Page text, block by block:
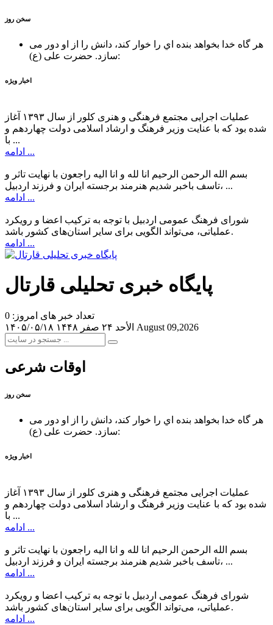
سخن روز
هر گاه خدا بخواهد بنده اي را خوار كند، دانش را از او دور می
سازد.حضرت علی (ع):
اخبار ویژه
عملیات اجرایی مجتمع فرهنگی و هنری کلور از سال ۱۳۹۳ آغاز
شده بود که با عنایت وزیر فرهنگ و ارشاد اسلامی دولت چهاردهم و
با ...
ادامه ...
بسم الله الرحمن الرحیم انا لله و انا الیه راجعون با نهایت تاثر و
تاسف باخبر شدیم هنرمند برجسته ایران و فرزند اردبیل، ...
ادامه ...
شورای فرهنگ عمومی اردبیل با توجه به ترکیب اعضا و رویکرد
عملیاتی، می‌تواند الگویی برای سایر استان‌های کشور باشد.
ادامه ...
پایگاه خبری تحلیلی قارتال
تعداد خبر های امروز: 0
۱۴۰۵/۰۵/۱۸
الأحد ۲۴ صفر ۱۴۴۸ August 09,2026
اوقات شرعی
سخن روز
هر گاه خدا بخواهد بنده اي را خوار كند، دانش را از او دور می
سازد.حضرت علی (ع):
اخبار ویژه
عملیات اجرایی مجتمع فرهنگی و هنری کلور از سال ۱۳۹۳ آغاز
شده بود که با عنایت وزیر فرهنگ و ارشاد اسلامی دولت چهاردهم و
با ...
ادامه ...
بسم الله الرحمن الرحیم انا لله و انا الیه راجعون با نهایت تاثر و
تاسف باخبر شدیم هنرمند برجسته ایران و فرزند اردبیل، ...
ادامه ...
شورای فرهنگ عمومی اردبیل با توجه به ترکیب اعضا و رویکرد
عملیاتی، می‌تواند الگویی برای سایر استان‌های کشور باشد.
ادامه ...